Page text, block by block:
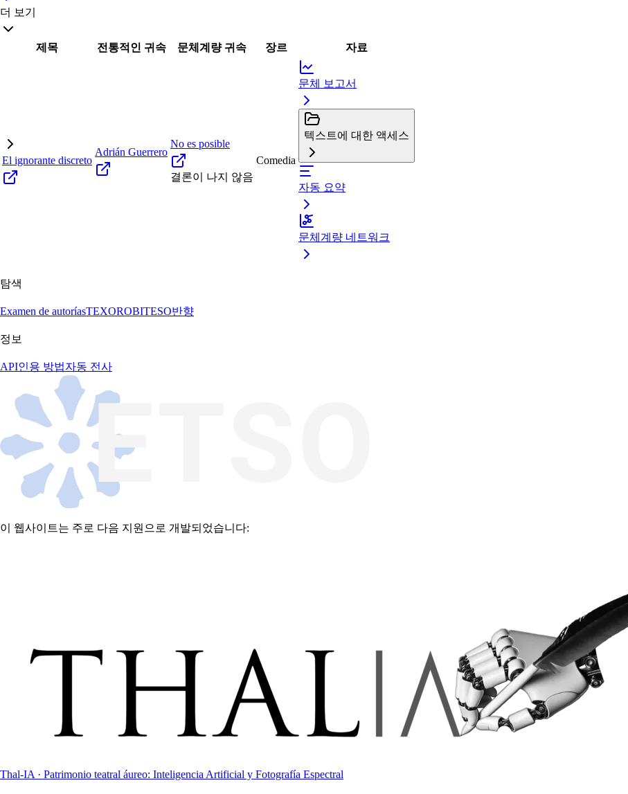
더 보기
제목 전통적인 귀속 문체계량 귀속 장르 자료
El ignorante discreto
Adrián Guerrero
No es posible
결론이 나지 않음
Comedia
문체 보고서
텍스트에 대한 액세스
자동 요약
문체계량 네트워크
탐색
Examen de autoríasTEXOROBITESO반향
정보
API인용 방법자동 전사
이 웹사이트는 주로 다음 지원으로 개발되었습니다:
Thal-IA · Patrimonio teatral áureo: Inteligencia Artificial y Fotografía Espectral